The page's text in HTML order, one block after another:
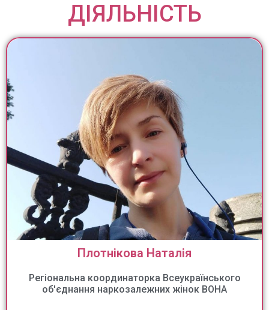
ДІЯЛЬНІСТЬ
Плотнікова Наталія
Регіональна координаторка Всеукраїнського
об'єднання наркозалежних жінок ВОНА